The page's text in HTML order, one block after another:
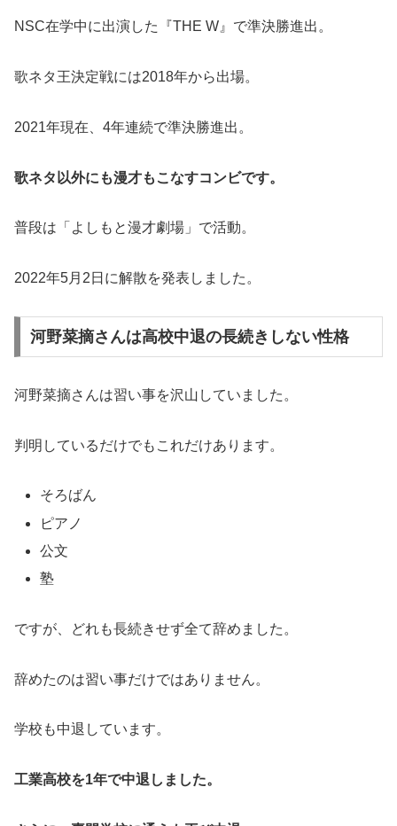
NSC在学中に出演した『THE W』で準決勝進出。
歌ネタ王決定戦には2018年から出場。
2021年現在、4年連続で準決勝進出。
歌ネタ以外にも漫才もこなすコンビです。
普段は「よしもと漫才劇場」で活動。
2022年5月2日に解散を発表しました。
河野菜摘さんは高校中退の長続きしない性格
河野菜摘さんは習い事を沢山していました。
判明しているだけでもこれだけあります。
そろばん
ピアノ
公文
塾
ですが、どれも長続きせず全て辞めました。
辞めたのは習い事だけではありません。
学校も中退しています。
工業高校を1年で中退しました。